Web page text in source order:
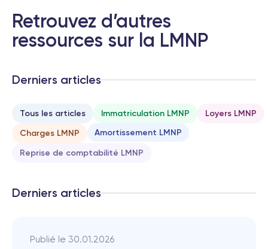
le chat est très pratique. Je ne peux
que le recommander !
Retrouvez d’autres
ressources sur la LMNP
Derniers articles
Tous les articles Immatriculation LMNP
Loyers LMNP
Charges LMNP
Amortissement LMNP
Reprise de comptabilité LMNP
Derniers articles
Publié le 30.01.2026